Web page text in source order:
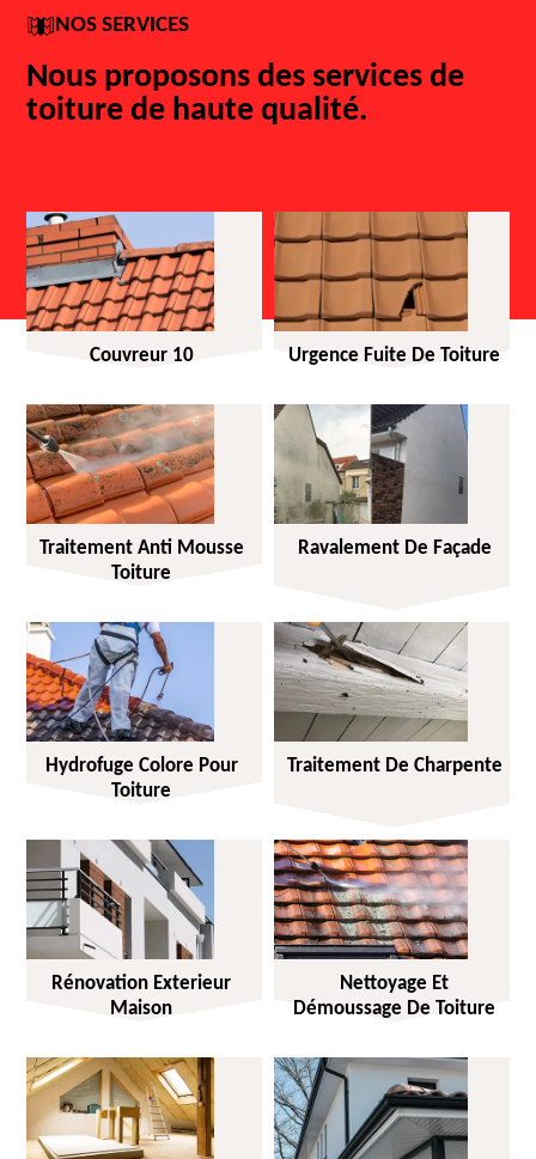
NOS SERVICES
Nous proposons des services de
toiture de haute qualité.
Couvreur 10 Urgence Fuite De Toiture
Traitement Anti Mousse
Toiture
Ravalement De Façade
Hydrofuge Colore Pour
Toiture
Traitement De Charpente
Rénovation Exterieur
Maison
Nettoyage Et
Démoussage De Toiture